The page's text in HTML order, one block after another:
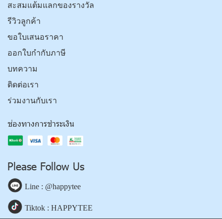
สะสมแต้มแลกของรางวัล
รีวิวลูกค้า
ขอใบเสนอราคา
ออกใบกำกับภาษี
บทความ
ติดต่อเรา
ร่วมงานกับเรา
ช่องทางการชำระเงิน
Please Follow Us
Line : @happytee
Tiktok : HAPPYTEE